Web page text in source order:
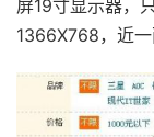
屏19寸显示器，
1366X768，近一